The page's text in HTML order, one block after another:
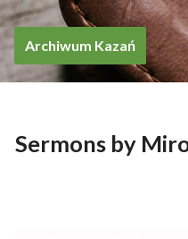
Archiwum Kazań
Sermons by